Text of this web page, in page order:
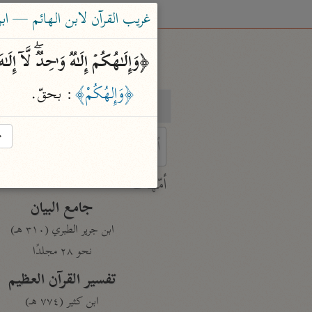
بحث
characters for results.
أمّهات
جامع البيان
ابن جرير الطبري (٣١٠ هـ)
نحو ٢٨ مجلدًا
تفسير القرآن العظيم
ابن كثير (٧٧٤ هـ)
غريب القرآن لابن الهائم — ابن
﴿وَإِلَـٰهُكُمۡ إِلَـٰهࣱ وَ ٰ⁠حِدࣱۖ لَّاۤ
﴿وَإِلهُكُمْ﴾: بحقّ.